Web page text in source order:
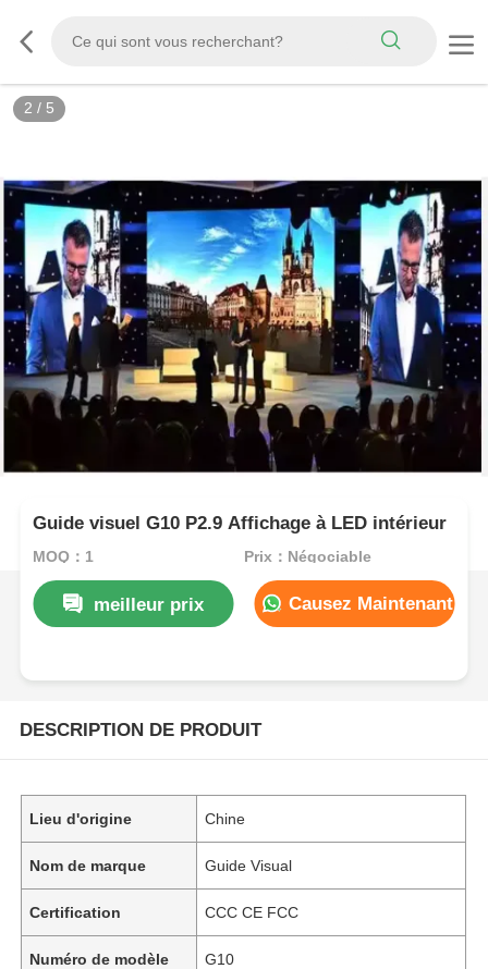
2 / 5
Guide visuel G10 P2.9 Affichage à LED intérieur
MOQ：1 Prix：Négociable
meilleur prix Causez Maintenant
DESCRIPTION DE PRODUIT
Lieu d'origine Chine
Nom de marque Guide Visual
Certification CCC CE FCC
Numéro de modèle G10